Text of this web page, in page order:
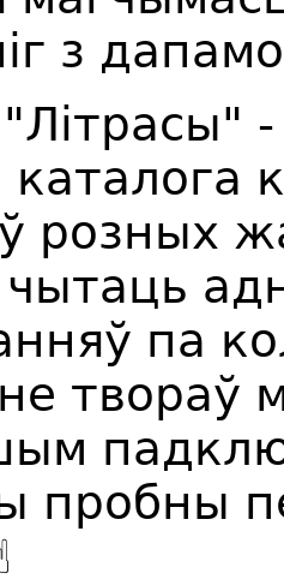
з
каталога
розных
чытаць
па
твораў
пробны